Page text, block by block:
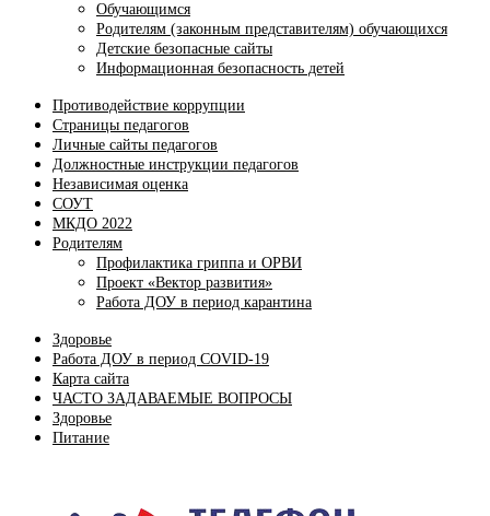
Обучающимся
Родителям (законным представителям) обучающихся
Детские безопасные сайты
Информационная безопасность детей
Противодействие коррупции
Страницы педагогов
Личные сайты педагогов
Должностные инструкции педагогов
Независимая оценка
СОУТ
МКДО 2022
Родителям
Профилактика гриппа и ОРВИ
Проект «Вектор развития»
Работа ДОУ в период карантина
Здоровье
Работа ДОУ в период COVID-19
Карта сайта
ЧАСТО ЗАДАВАЕМЫЕ ВОПРОСЫ
Здоровье
Питание